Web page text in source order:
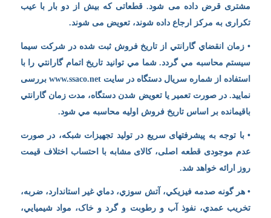
مشتری قرض داده می شود. قطعاتی که بیش از دو بار با عیب
تکراری به مرکز ارجاع داده شوند، تعویض می شوند.
• زمان انقضاي گارانتي از تاريخ فروش ثبت شده در شركت سيما
سيستم محاسبه مي گردد. شما مي توانيد تاريخ اتمام گارانتي را با
استفاده از شماره سريال دستگاه در سايت www.ssaco.net بررسی
نماييد. در صورت تعمير يا تعويض شدن دستگاه، مدت زمان گارانتي
باقيمانده بر اساس تاريخ فروش اوليه محاسبه مي شود.
• با توجه به پیشرفتهای سریع در تولید تجهیزات شبکه، در صورت
عدم موجودی قطعه اصلی، کالای مشابه با احتساب اختلاف قیمت
روز ارائه خواهد شد.
• هر گونه صدمه فيزيكي، آتش سوزي، دماي غير استاندارد، ضربه،
تخريب عمدي، نفوذ آب و رطوبت و گرد و خاک، مواد شيميايي،